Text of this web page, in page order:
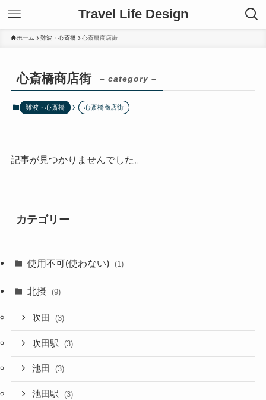
Travel Life Design
ホーム 難波・心斎橋 心斎橋商店街
心斎橋商店街 – category –
難波・心斎橋 心斎橋商店街
記事が見つかりませんでした。
カテゴリー
使用不可(使わない) (1)
北摂 (9)
吹田 (3)
吹田駅 (3)
池田 (3)
池田駅 (3)